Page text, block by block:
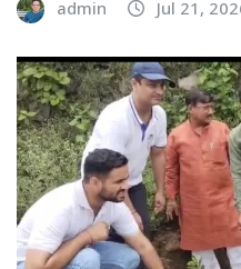
admin Jul 21,